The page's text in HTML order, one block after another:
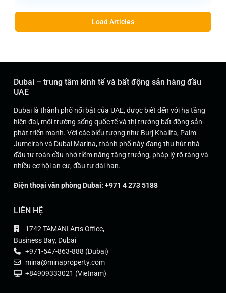
Load Articles
Dubai – trung tâm kinh tế và bất động sản hàng đầu
UAE
Dubai là thành phố nổi bật của UAE, được biết đến với hạ tầng
hiện đại, môi trường sống quốc tế và thị trường bất động sản
phát triển mạnh. Với các biểu tượng như Burj Khalifa, Palm
Jumeirah và Dubai Marina, thành phố này đang thu hút nhà
đầu tư toàn cầu nhờ tiềm năng tăng trưởng, pháp lý rõ ràng và
nhiều cơ hội an cư, đầu tư dài hạn.
Điện thoại văn phòng Dubai: +971 4 273 5188
LIÊN HỆ
1742 TAMANI Arts Office,
Business Bay, Dubai
+971-547-863-888 (Dubai)
mina@minaproperty.com
+84909333021 (Vietnam)